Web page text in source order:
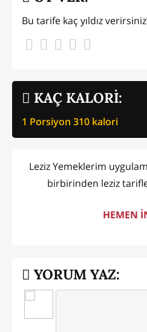
KAÇ KALORİ:
1 Porsiyon 310 kalori
Bu tarife kaç yıldız
Leziz Yemeklerim
birbirinden leziz
HEMEN
YORUM YAZ: